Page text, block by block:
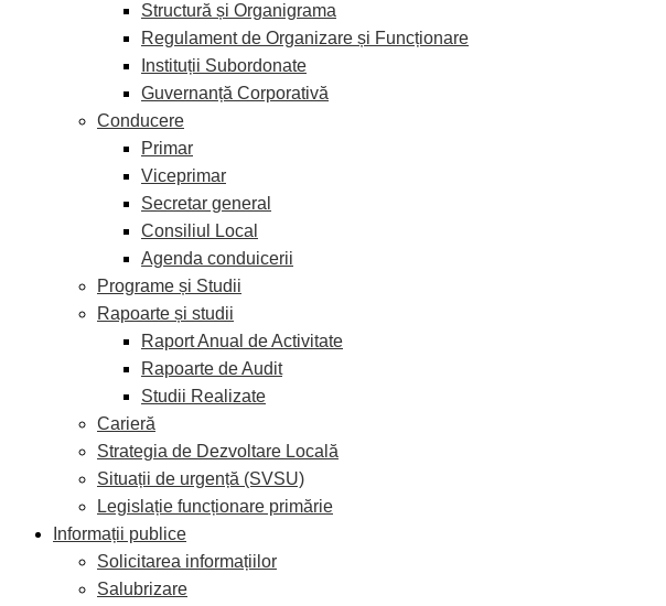
Structură și Organigrama
Regulament de Organizare și Funcționare
Instituții Subordonate
Guvernanță Corporativă
Conducere
Primar
Viceprimar
Secretar general
Consiliul Local
Agenda conduicerii
Programe și Studii
Rapoarte și studii
Raport Anual de Activitate
Rapoarte de Audit
Studii Realizate
Carieră
Strategia de Dezvoltare Locală
Situații de urgență (SVSU)
Legislație funcționare primărie
Informații publice
Solicitarea informațiilor
Salubrizare